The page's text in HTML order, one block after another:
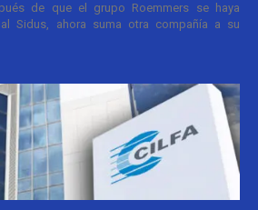
de que el grupo Roemmers se haya
Sidus, ahora suma otra compañía a su